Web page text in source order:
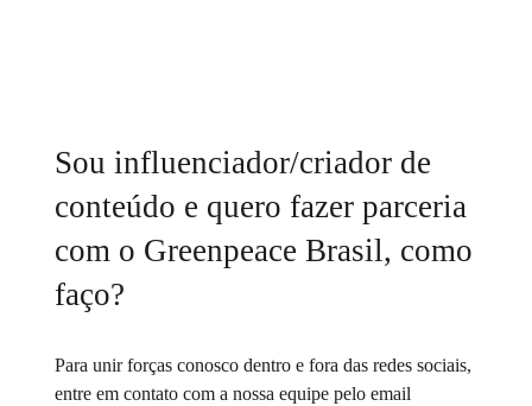
Sou influenciador/criador de
conteúdo e quero fazer parceria
com o Greenpeace Brasil, como
faço?
Para unir forças conosco dentro e fora das redes sociais,
entre em contato com a nossa equipe pelo email